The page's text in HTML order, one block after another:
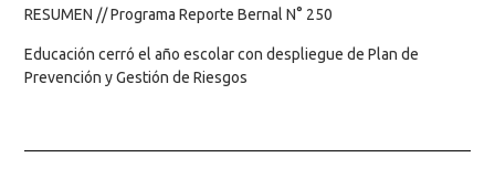
RESUMEN // Programa Reporte Bernal N° 250
Educación cerró el año escolar con despliegue de Plan de
Prevención y Gestión de Riesgos